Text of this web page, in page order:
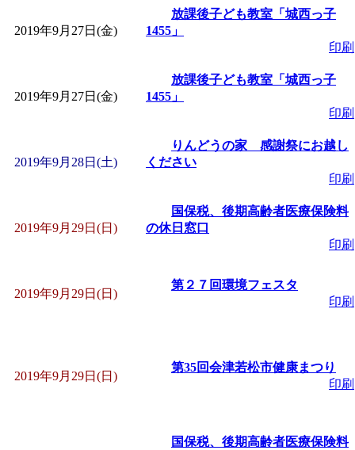
2019年9月27日(金)
放課後子ども教室「城西っ子
1455」
印刷
2019年9月27日(金)
放課後子ども教室「城西っ子
1455」
印刷
2019年9月28日(土)
りんどうの家 感謝祭にお越し
ください
印刷
2019年9月29日(日)
国保税、後期高齢者医療保険料
の休日窓口
印刷
2019年9月29日(日)
第２７回環境フェスタ
印刷
2019年9月29日(日)
第35回会津若松市健康まつり
印刷
国保税、後期高齢者医療保険料